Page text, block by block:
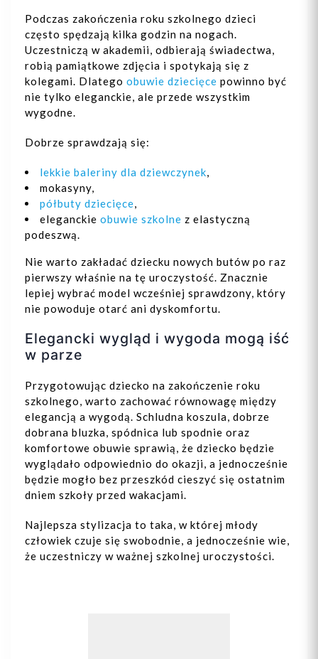
30 32 33
34
+4
Dodaj do koszyka
Podczas zakończenia roku szkolnego dzieci
często spędzają kilka godzin na nogach.
Uczestniczą w akademii, odbierają świadectwa,
robią pamiątkowe zdjęcia i spotykają się z
kolegami. Dlatego obuwie dziecięce powinno być
nie tylko eleganckie, ale przede wszystkim
wygodne.
Dobrze sprawdzają się:
lekkie baleriny dla dziewczynek,
mokasyny,
półbuty dziecięce,
eleganckie obuwie szkolne z elastyczną
podeszwą.
Nie warto zakładać dziecku nowych butów po raz
pierwszy właśnie na tę uroczystość. Znacznie
lepiej wybrać model wcześniej sprawdzony, który
nie powoduje otarć ani dyskomfortu.
Elegancki wygląd i wygoda mogą iść
w parze
Przygotowując dziecko na zakończenie roku
szkolnego, warto zachować równowagę między
elegancją a wygodą. Schludna koszula, dobrze
dobrana bluzka, spódnica lub spodnie oraz
komfortowe obuwie sprawią, że dziecko będzie
wyglądało odpowiednio do okazji, a jednocześnie
będzie mogło bez przeszkód cieszyć się ostatnim
dniem szkoły przed wakacjami.
Najlepsza stylizacja to taka, w której młody
człowiek czuje się swobodnie, a jednocześnie wie,
że uczestniczy w ważnej szkolnej uroczystości.